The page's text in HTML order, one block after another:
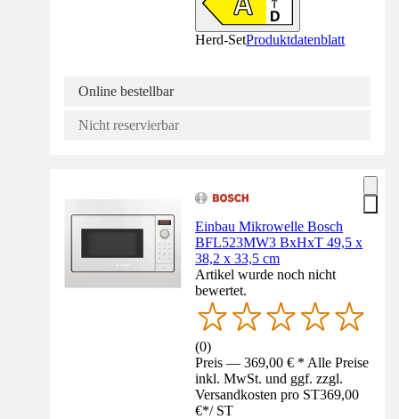
Herd-SetProduktdatenblatt
Online bestellbar
Nicht reservierbar
Einbau Mikrowelle Bosch
BFL523MW3 BxHxT 49,5 x
38,2 x 33,5 cm
Artikel wurde noch nicht
bewertet.
(0)
Preis — 369,00 € * Alle Preise
inkl. MwSt. und ggf. zzgl.
Versandkosten pro ST369,00
€*/ ST